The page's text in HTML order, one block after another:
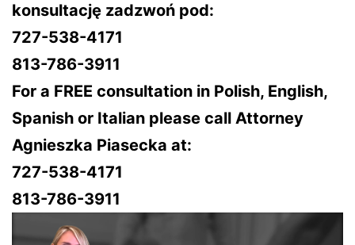
konsultację zadzwoń pod:
727-538-4171
813-786-3911
For a FREE consultation in Polish, English,
Spanish or Italian please call Attorney
Agnieszka Piasecka at:
727-538-4171
813-786-3911